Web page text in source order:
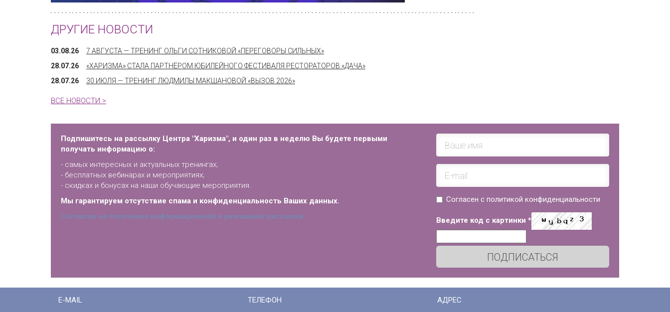
ДРУГИЕ НОВОСТИ
03.08.26
7 АВГУСТА — ТРЕНИНГ ОЛЬГИ СОТНИКОВОЙ «ПЕРЕГОВОРЫ СИЛЬНЫХ»
28.07.26
«ХАРИЗМА» СТАЛА ПАРТНЁРОМ ЮБИЛЕЙНОГО ФЕСТИВАЛЯ РЕСТОРАТОРОВ «ДАЧА»
28.07.26
30 ИЮЛЯ — ТРЕНИНГ ЛЮДМИЛЫ МАКШАНОВОЙ «ВЫЗОВ 2026»
ВСЕ НОВОСТИ >
Подпишитесь на рассылку Центра "Харизма", и один раз в неделю Вы будете первыми
получать информацию о:
- самых интересных и актуальных тренингах;
- бесплатных вебинарах и мероприятиях;
- скидках и бонусах на наши обучающие мероприятия.
Мы гарантируем отсутствие спама и конфиденциальность Ваших данных.
Согласие на получение информационной и рекламной рассылки
Согласен с политикой конфиденциальности
Введите код с картинки*
ПОДПИСАТЬСЯ
E-MAIL ТЕЛЕФОН АДРЕС